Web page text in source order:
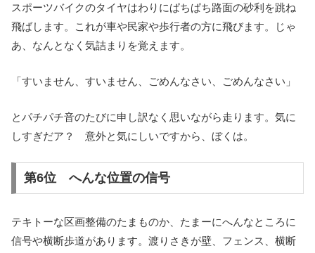
スポーツバイクのタイヤはわりにぱちぱち路面の砂利を跳ね
飛ばします。これが車や民家や歩行者の方に飛びます。じゃ
あ、なんとなく気詰まりを覚えます。
「すいません、すいません、ごめんなさい、ごめんなさい」
とパチパチ音のたびに申し訳なく思いながら走ります。気に
しすぎだア？ 意外と気にしいですから、ぼくは。
第6位 へんな位置の信号
テキトーな区画整備のたまものか、たまーにへんなところに
信号や横断歩道があります。渡りさきが壁、フェンス、横断